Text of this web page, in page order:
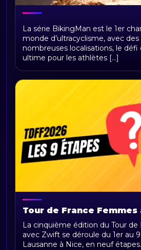
BikingMan Direct : toute
du championnat du
d'ultracyclisme sur
La série BikingMan est le 1er
monde d’ultracyclisme, avec
nombreuses localisations, le défi
ultime pour les athlètes [...]
Tour de France
2026 : parcours, étapes,
actualités
La cinquième édition du Tour
avec Zwift se déroule du 1er au
Lausanne à Nice, en neuf étapes.